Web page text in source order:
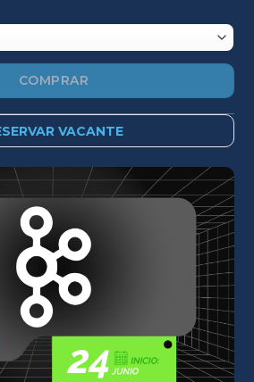
COMPRAR
VACANTE